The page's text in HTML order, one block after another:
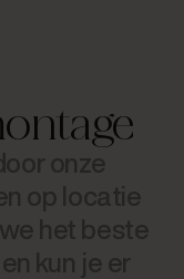
onze
op locatie
het beste
kun je er